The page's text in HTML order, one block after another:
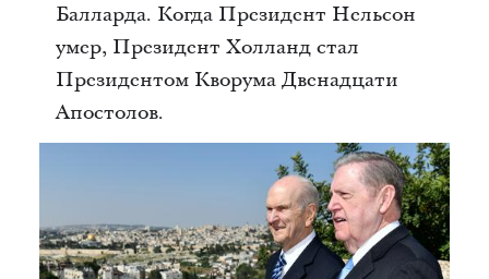
Балларда. Когда Президент Нельсон
умер, Президент Холланд стал
Президентом Кворума Двенадцати
Апостолов.